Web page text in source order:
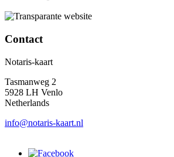
Contact
Notaris-kaart
Tasmanweg 2
5928 LH Venlo
Netherlands
info@notaris-kaart.nl